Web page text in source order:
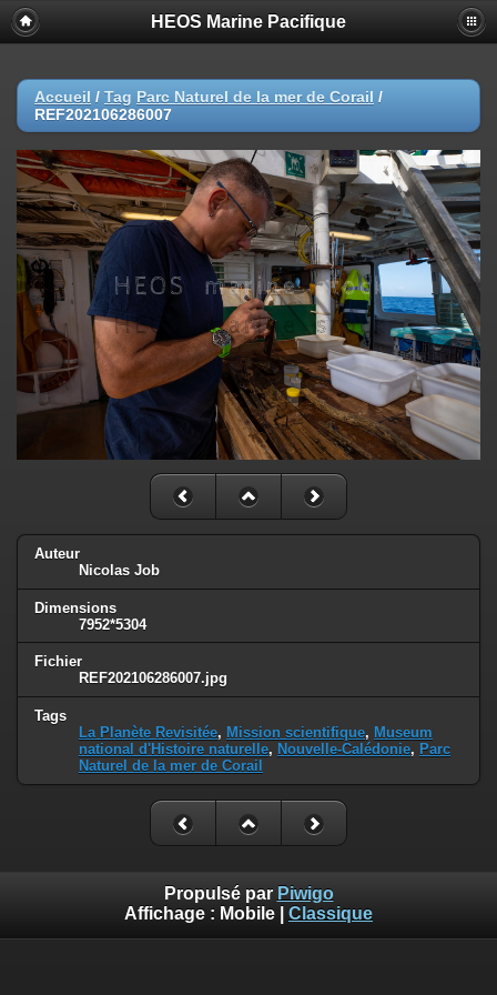
HEOS Marine Pacifique
Accueil / Tag Parc Naturel de la mer de Corail /
REF202106286007
Auteur
Nicolas Job
Dimensions
7952*5304
Fichier
REF202106286007.jpg
Tags
La Planète Revisitée, Mission scientifique, Museum
national d'Histoire naturelle, Nouvelle-Calédonie, Parc
Naturel de la mer de Corail
Propulsé par Piwigo
Affichage : Mobile Classique